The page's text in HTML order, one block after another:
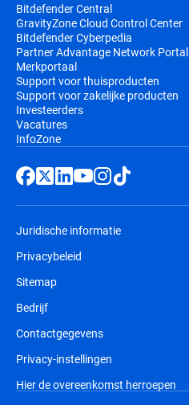
Bitdefender Central
GravityZone Cloud Control Center
Bitdefender Cyberpedia
Partner Advantage Network Portal
Merkportaal
Support voor thuisproducten
Support voor zakelijke producten
Investeerders
Vacatures
InfoZone
Juridische informatie
Privacybeleid
Sitemap
Bedrijf
Contactgegevens
Privacy-instellingen
Hier de overeenkomst herroepen